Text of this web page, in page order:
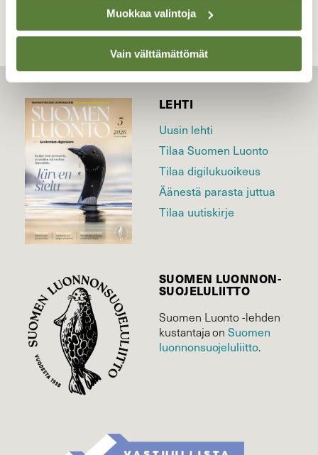
Muokkaa valintoja
Vain välttämättömät
LEHTI
Uusin lehti
Tilaa Suomen Luonto
Tilaa digilukuoikeus
Äänestä parasta juttua
Tilaa uutiskirje
SUOMEN LUONNON­
SUOJELU­LIITTO
Suomen Luonto -lehden
kustantaja onSuomen
luonnonsuojelu­liitto.